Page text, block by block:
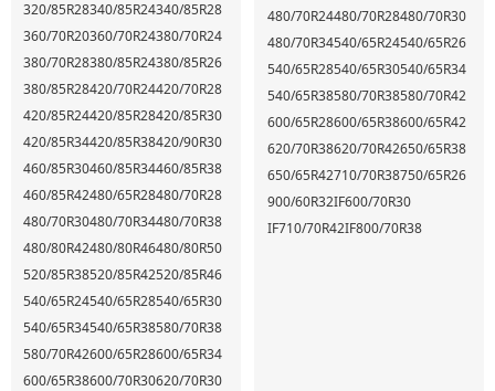
320/85R28340/85R24340/85R28
360/70R20360/70R24380/70R24
380/70R28380/85R24380/85R26
380/85R28420/70R24420/70R28
420/85R24420/85R28420/85R30
420/85R34420/85R38420/90R30
460/85R30460/85R34460/85R38
460/85R42480/65R28480/70R28
480/70R30480/70R34480/70R38
480/80R42480/80R46480/80R50
520/85R38520/85R42520/85R46
540/65R24540/65R28540/65R30
540/65R34540/65R38580/70R38
580/70R42600/65R28600/65R34
600/65R38600/70R30620/70R30
480/70R24480/70R28480/70R30
480/70R34540/65R24540/65R26
540/65R28540/65R30540/65R34
540/65R38580/70R38580/70R42
600/65R28600/65R38600/65R42
620/70R38620/70R42650/65R38
650/65R42710/70R38750/65R26
900/60R32IF600/70R30
IF710/70R42IF800/70R38